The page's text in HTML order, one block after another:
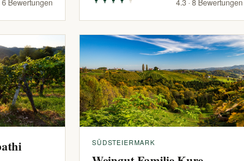
6 Bewertungen 4.3 · 8 Bewertungen
SÜDSTEIERMARK